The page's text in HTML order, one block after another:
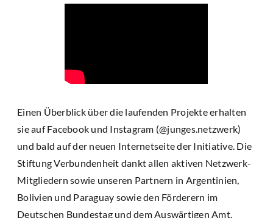
Einen Überblick über die laufenden Projekte erhalten
sie auf Facebook und Instagram (@junges.netzwerk)
und bald auf der neuen Internetseite der Initiative. Die
Stiftung Verbundenheit dankt allen aktiven Netzwerk-
Mitgliedern sowie unseren Partnern in Argentinien,
Bolivien und Paraguay sowie den Förderern im
Deutschen Bundestag und dem Auswärtigen Amt.